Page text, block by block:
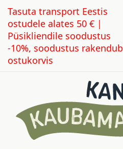
Tasuta transport Eestis
ostudele alates 50 € |
Püsikliendile soodustus
-10%, soodustus rakendub
ostukorvis